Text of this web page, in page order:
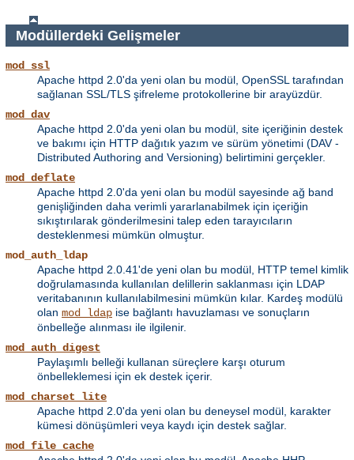
Modüllerdeki Gelişmeler
mod_ssl
Apache httpd 2.0'da yeni olan bu modül, OpenSSL tarafından
sağlanan SSL/TLS şifreleme protokollerine bir arayüzdür.
mod_dav
Apache httpd 2.0'da yeni olan bu modül, site içeriğinin destek
ve bakımı için HTTP dağıtık yazım ve sürüm yönetimi (DAV -
Distributed Authoring and Versioning) belirtimini gerçekler.
mod_deflate
Apache httpd 2.0'da yeni olan bu modül sayesinde ağ band
genişliğinden daha verimli yararlanabilmek için içeriğin
sıkıştırılarak gönderilmesini talep eden tarayıcıların
desteklenmesi mümkün olmuştur.
mod_auth_ldap
Apache httpd 2.0.41'de yeni olan bu modül, HTTP temel kimlik
doğrulamasında kullanılan delillerin saklanması için LDAP
veritabanının kullanılabilmesini mümkün kılar. Kardeş modülü
olan mod_ldap ise bağlantı havuzlaması ve sonuçların
önbelleğe alınması ile ilgilenir.
mod_auth_digest
Paylaşımlı belleği kullanan süreçlere karşı oturum
önbelleklemesi için ek destek içerir.
mod_charset_lite
Apache httpd 2.0'da yeni olan bu deneysel modül, karakter
kümesi dönüşümleri veya kaydı için destek sağlar.
mod_file_cache